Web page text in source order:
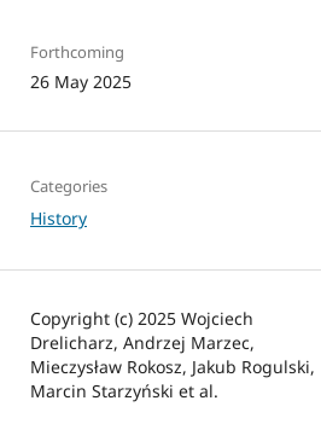
Forthcoming
26 May 2025
Categories
History
Copyright (c) 2025 Wojciech
Drelicharz, Andrzej Marzec,
Mieczysław Rokosz, Jakub Rogulski,
Marcin Starzyński et al.